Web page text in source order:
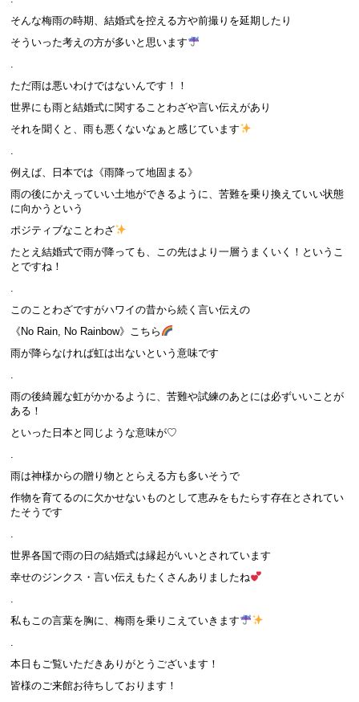
そんな梅雨の時期、結婚式を控える方や前撮りを延期したり
そういった考えの方が多いと思います
.
ただ雨は悪いわけではないんです！！
世界にも雨と結婚式に関することわざや言い伝えがあり
それを聞くと、雨も悪くないなぁと感じています
.
例えば、日本では《雨降って地固まる》
雨の後にかえっていい土地ができるように、苦難を乗り換えていい状態
に向かうという
ポジティブなことわざ
たとえ結婚式で雨が降っても、この先はより一層うまくいく！というこ
とですね！
.
このことわざですがハワイの昔から続く言い伝えの
《No Rain, No Rainbow》こちら
雨が降らなければ虹は出ないという意味です
.
雨の後綺麗な虹がかかるように、苦難や試練のあとには必ずいいことが
ある！
といった日本と同じような意味が♡
.
雨は神様からの贈り物ととらえる方も多いそうで
作物を育てるのに欠かせないものとして恵みをもたらす存在とされてい
たそうです
.
世界各国で雨の日の結婚式は縁起がいいとされています
幸せのジンクス・言い伝えもたくさんありましたね
.
私もこの言葉を胸に、梅雨を乗りこえていきます
.
本日もご覧いただきありがとうございます！
皆様のご来館お待ちしております！